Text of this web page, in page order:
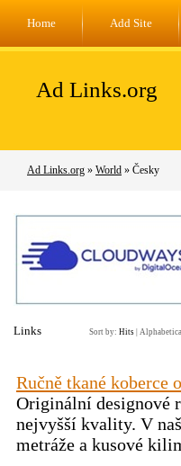
Home Add Site
Ad Links.org
Ad Links.org » World » Česky
Links Sort by: Hits
Ručně tkané koberce
Originální designové
nejvyšší kvality. V
metráže a kusové